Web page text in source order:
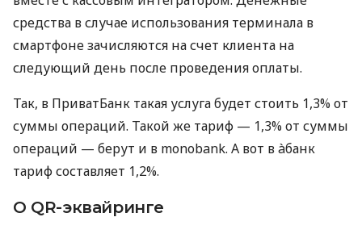
средства в случае использования терминала в
смартфоне зачисляются на счет клиента на
следующий день после проведения оплаты.
Так, в ПриватБанк такая услуга будет стоить 1,3% от
суммы операций. Такой же тариф — 1,3% от суммы
операций — берут и в monobank. А вот в àбанк
тариф составляет 1,2%.
О QR-эквайринге